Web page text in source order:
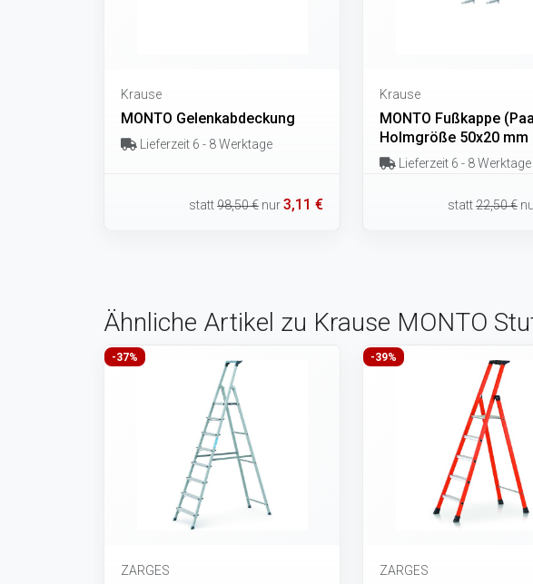
Krause
MONTO Gelenkabdeckung
Lieferzeit 6 - 8 Werktage
statt98,50 € nur3,11 €
Krause
MONTO Fußkappe
Holmgröße 50x20 mm
Lieferzeit 6 - 8 Werktage
statt22,50 €
Ähnliche Artikel zu Krause MONTO
-37%
ZARGES
-39%
ZARGES